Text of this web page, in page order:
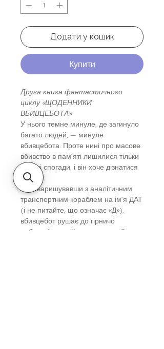
Додати у кошик
Купити
Друга книга фантастичного
циклу «ЩОДЕННИКИ
ВБИВЦЕБОТА»
У нього темне минуле, де загинуло
багато людей, — минуле
вбивцебота. Проте нині про масове
вбивство в пам’яті лишилися тільки
нечіткі спогади, і він хоче дізнатися
більше.
Потоваришувавши з аналітичним
транспортним кораблем на ім’я ДАТ
(і не питайте, що означає «Д»),
вбивцебот рушає до гірничо
добувної станції, де колись вийшов